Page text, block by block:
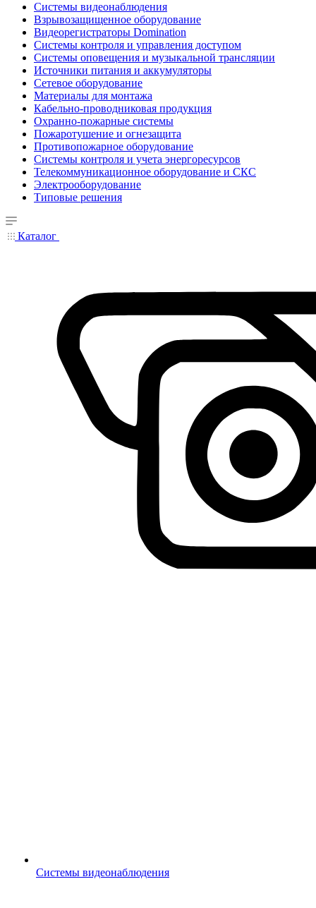
Системы видеонаблюдения
Взрывозащищенное оборудование
Видеорегистраторы Domination
Системы контроля и управления доступом
Системы оповещения и музыкальной трансляции
Источники питания и аккумуляторы
Сетевое оборудование
Материалы для монтажа
Кабельно-проводниковая продукция
Охранно-пожарные системы
Пожаротушение и огнезащита
Противопожарное оборудование
Системы контроля и учета энергоресурсов
Телекоммуникационное оборудование и СКС
Электрооборудование
Типовые решения
Каталог
Системы видеонаблюдения